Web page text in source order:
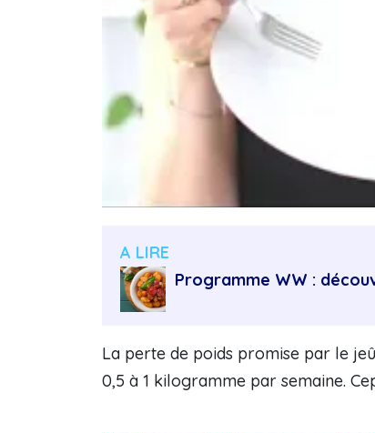
A LIRE
Programme WW :
La perte de poids promise par le
0,5 à 1 kilogramme par semaine.